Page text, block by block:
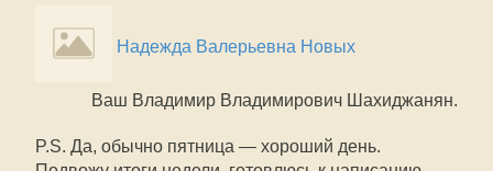
Надежда Валерьевна Новых
Ваш Владимир Владимирович Шахиджанян.
P.S. Да, обычно пятница — хороший день.